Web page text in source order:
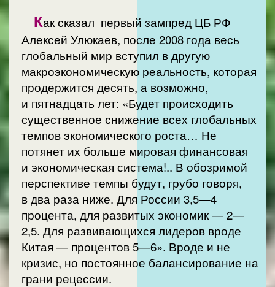
Как сказал первый зампред ЦБ РФ
Алексей Улюкаев, после 2008 года весь
глобальный мир вступил в другую
макроэкономическую реальность, которая
продержится десять, а возможно,
и пятнадцать лет: «Будет происходить
существенное снижение всех глобальных
темпов экономического роста… Не
потянет их больше мировая финансовая
и экономическая система!.. В обозримой
перспективе темпы будут, грубо говоря,
в два раза ниже. Для России 3,5—4
процента, для развитых экономик — 2—
2,5. Для развивающихся лидеров вроде
Китая — процентов 5—6». Вроде и не
кризис, но постоянное балансирование на
грани рецессии.